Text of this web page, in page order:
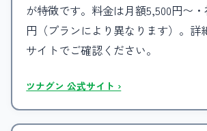
が特徴です。料金は月額5,500円〜
円（プランにより異なります）。詳
サイトでご確認ください。
ツナグン 公式サイト ›